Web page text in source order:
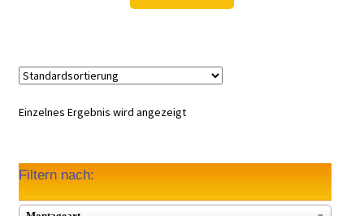
239,98 € 209,98 €.
Einzelnes Ergebnis wird angezeigt
Filtern nach: